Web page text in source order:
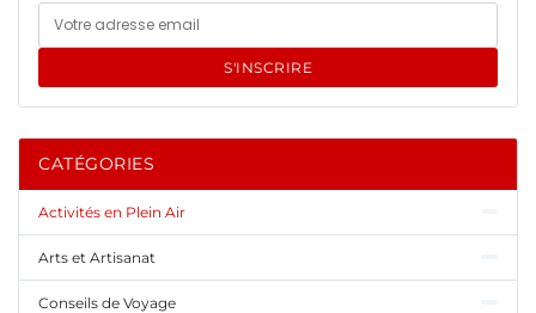
S'INSCRIRE
CATÉGORIES
Activités en Plein Air
Arts et Artisanat
Conseils de Voyage